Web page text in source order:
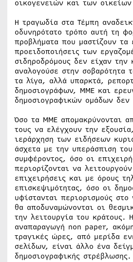
οικογενειών και των
Η τραγωδία στα Τέμπη
οδυνηρότατο τρόπο αυτή τη
προβλήματα που μαστίζουν
προειδοποιήσεις των
σιδηροδρόμους δεν είχαν την
αναλογούσε στην σοβαρότητα
τα λίγα, αλλά υπαρκτά,
δημοσιογράφων, ΜΜΕ και
δημοσιογραφικών ομάδων δεν
Όσο τα ΜΜΕ απομακρύνονται
τους να ελέγχουν την
ιεράρχηση των ειδήσεων
άσχετα με την υπεράσπιση
συμφέροντος, όσο οι
περιορίζονται να
επιχειρήσεις και με όρους
επισκεψιμότητας, όσο οι
υφίστανται περιορισμούς
θα αποδυναμώνονται οι
την λειτουργία του κράτους.
αναπαραγωγή non paper,
τραγικές ώρες, από μερίδα
σελίδων, είναι άλλο ένα
δημοσιογραφικής στρέβλωσης.